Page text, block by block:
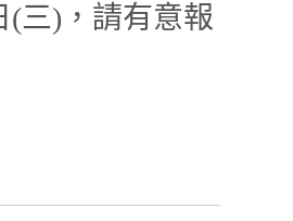
(三)，請有意報